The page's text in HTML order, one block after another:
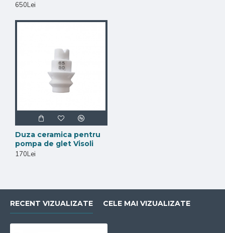
650Lei
Duza ceramica pentru
pompa de glet Visoli
170Lei
RECENT VIZUALIZATE CELE MAI VIZUALIZATE